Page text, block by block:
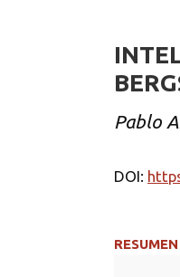
Pablo
DOI:
RESUMEN